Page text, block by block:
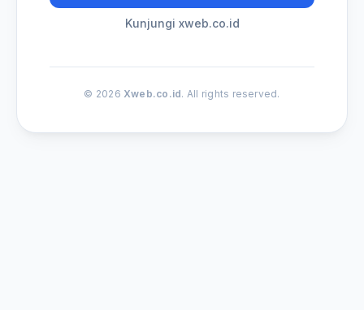
Kunjungi xweb.co.id
© 2026 Xweb.co.id. All rights reserved.